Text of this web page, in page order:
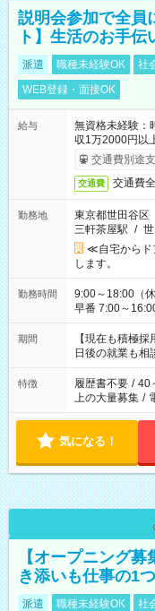
説明会参加で全員
ト】生活のお手伝
派遣 職種未経験OK 社
WEB登録・面接OK
給与
無資格未経験
収1万2000円以
交通費別途
交通費 交通費
勤務地
東京都世田谷区
三軒茶屋駅 /
≪自宅からド
します。
勤務時間
9:00～18:00（休憩60分） ■ご希望があ
早番 7:00～16:00 遅番
い」 「余裕を
たくない」 など、
の方へ 今ご覧
の勤務時間。
期間
【現在も積極
日後の就業も相
特徴 履歴書不要 / 40
上の大量募集 /
気になる！
【オープニング
き添いも仕事の1つ
派遣 職種未経験OK 社